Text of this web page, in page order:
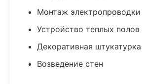
Монтаж электропроводки
Устройство теплых полов
Декоративная штукатурка
Возведение стен